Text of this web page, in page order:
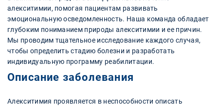
алекситимии, помогая пациентам развивать
эмоциональную осведомленность. Наша команда обладает
глубоким пониманием природы алекситимии и ее причин.
Мы проводим тщательное исследование каждого случая,
чтобы определить стадию болезни и разработать
индивидуальную программу реабилитации.
Описание заболевания
Алекситимия проявляется в неспособности описать